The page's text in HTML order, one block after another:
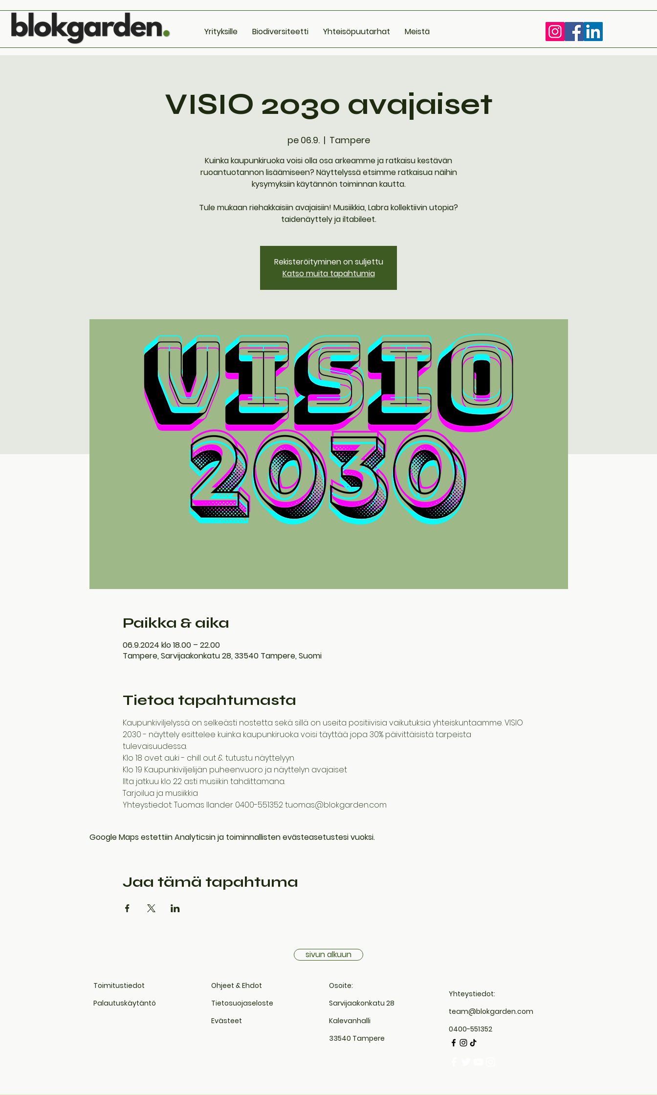
Yrityksille Biodiversiteetti Yhteisöpuutarhat Meistä
VISIO 2030 avajaiset
pe 06.9.
  |
Tampere
Kuinka kaupunkiruoka voisi olla osa arkeamme ja ratkaisu kestävän
ruoantuotannon lisäämiseen? Näyttelyssä etsimme ratkaisua näihin
kysymyksiin käytännön toiminnan kautta.
Tule mukaan riehakkaisiin avajaisiin! Musiikkia, Labra kollektiivin utopia?
taidenäyttely ja iltabileet.
Rekisteröityminen on suljettu
Katso muita tapahtumia
Paikka & aika
06.9.2024 klo 18.00 – 22.00
Tampere, Sarvijaakonkatu 28, 33540 Tampere, Suomi
Tietoa tapahtumasta
Kaupunkiviljelyssä on selkeästi nostetta sekä sillä on useita positiivisia vaikutuksia yhteiskuntaamme. VISIO
2030 - näyttely esittelee kuinka kaupunkiruoka voisi täyttää jopa 30% päivittäisistä tarpeista
tulevaisuudessa.
Klo 18 ovet auki - chill out & tutustu näyttelyyn
Klo 19 Kaupunkiviljelijän puheenvuoro ja näyttelyn avajaiset
Ilta jatkuu klo 22 asti musiikin tahdittamana.
Tarjoilua ja musiikkia
Yhteystiedot: Tuomas Ilander 0400-551352 tuomas@blokgarden.com
Google Maps estettiin Analyticsin ja toiminnallisten evästeasetustesi vuoksi.
Jaa tämä tapahtuma
sivun alkuun
Toimitustiedot
Palautuskäytäntö
Ohjeet & Ehdot
Tietosuojaseloste
Evästeet
Osoite:
Sarvijaakonkatu 28
Kalevanhalli
33540 Tampere
Yhteystiedot:
team@blokgarden.com
0400-551352